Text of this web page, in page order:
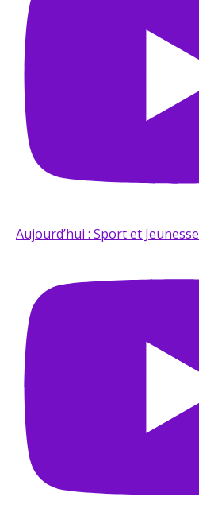
Aujourd’hui : Sport et Jeunesse